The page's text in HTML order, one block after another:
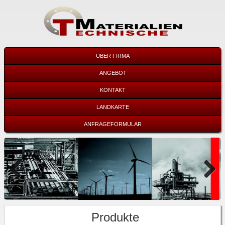
ÜBER FIRMA
ANGEBOT
KONTAKT
LANDKARTE
ANFRAGEFORMULAR
Previous Next
Produkte